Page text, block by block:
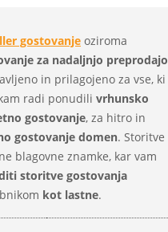
gostovanje oziroma
za nadaljnjo preprodajo
in prilagojeno za vse, ki
radi ponudili vrhunsko
gostovanje, za hitro in
gostovanje domen. Storitve
blagovne znamke, kar vam
storitve gostovanja
kot lastne.